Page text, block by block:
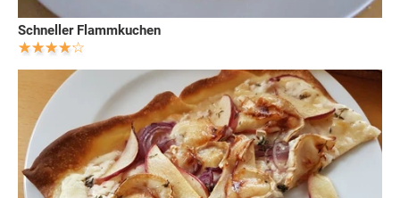
Schneller Flammkuchen